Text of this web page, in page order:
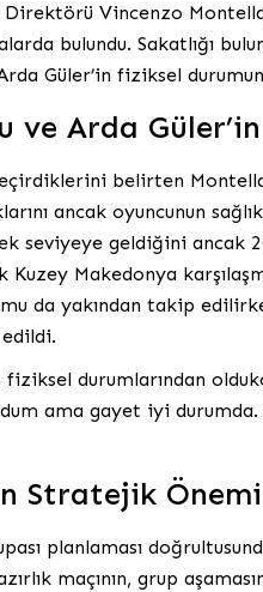
Vincenzo
bulundu. Sakatlığı
Güler’in fiziksel
ve Arda
belirten
ancak oyuncunun
seviyeye geldiğini ancak
Kuzey Makedonya
da yakından takip
fiziksel durumlarından
ama gayet iyi
Stratejik Önemi
planlaması
maçının, grup